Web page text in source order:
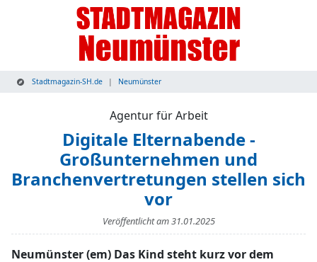
Stadtmagazin-SH.de Neumünster
Agentur für Arbeit
Digitale Elternabende -
Großunternehmen und
Branchenvertretungen stellen sich
vor
Veröffentlicht am31.01.2025
Neumünster (em) Das Kind steht kurz vor dem